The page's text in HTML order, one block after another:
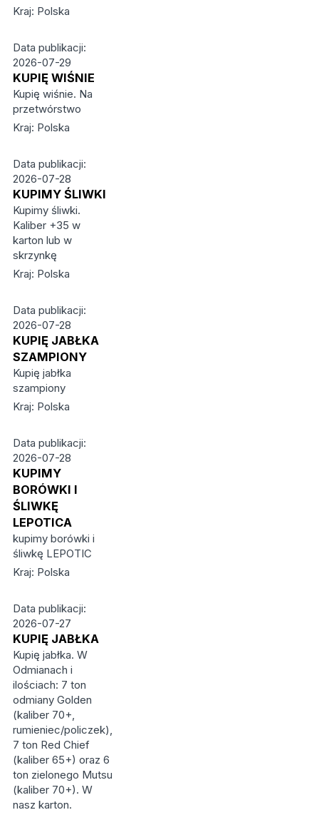
Kraj: Polska
Data publikacji:
2026-07-29
KUPIĘ WIŚNIE
Kupię wiśnie. Na
przetwórstwo
Kraj: Polska
Data publikacji:
2026-07-28
KUPIMY ŚLIWKI
Kupimy śliwki.
Kaliber +35 w
karton lub w
skrzynkę
Kraj: Polska
Data publikacji:
2026-07-28
KUPIĘ JABŁKA
SZAMPIONY
Kupię jabłka
szampiony
Kraj: Polska
Data publikacji:
2026-07-28
KUPIMY
BORÓWKI I
ŚLIWKĘ
LEPOTICA
kupimy borówki i
śliwkę LEPOTIC
Kraj: Polska
Data publikacji:
2026-07-27
KUPIĘ JABŁKA
Kupię jabłka. W
Odmianach i
ilościach: 7 ton
odmiany Golden
(kaliber 70+,
rumieniec/policzek),
7 ton Red Chief
(kaliber 65+) oraz 6
ton zielonego Mutsu
(kaliber 70+). W
nasz karton.